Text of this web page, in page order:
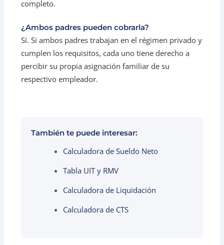
completo.
¿Ambos padres pueden cobrarla?
Sí. Si ambos padres trabajan en el régimen privado y
cumplen los requisitos, cada uno tiene derecho a
percibir su propia asignación familiar de su
respectivo empleador.
También te puede interesar:
Calculadora de Sueldo Neto
Tabla UIT y RMV
Calculadora de Liquidación
Calculadora de CTS